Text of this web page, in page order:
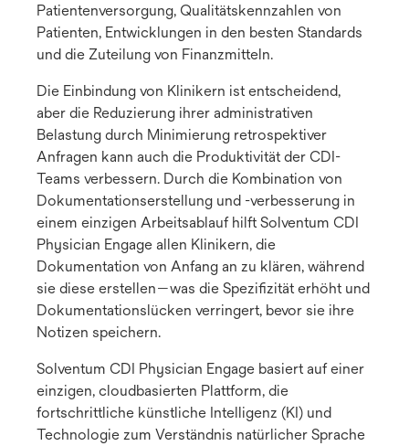
Patientenversorgung, Qualitätskennzahlen von
Patienten, Entwicklungen in den besten Standards
und die Zuteilung von Finanzmitteln.
Die Einbindung von Klinikern ist entscheidend,
aber die Reduzierung ihrer administrativen
Belastung durch Minimierung retrospektiver
Anfragen kann auch die Produktivität der CDI-
Teams verbessern. Durch die Kombination von
Dokumentationserstellung und -verbesserung in
einem einzigen Arbeitsablauf hilft Solventum CDI
Physician Engage allen Klinikern, die
Dokumentation von Anfang an zu klären, während
sie diese erstellen—was die Spezifizität erhöht und
Dokumentationslücken verringert, bevor sie ihre
Notizen speichern.
Solventum CDI Physician Engage basiert auf einer
einzigen, cloudbasierten Plattform, die
fortschrittliche künstliche Intelligenz (KI) und
Technologie zum Verständnis natürlicher Sprache